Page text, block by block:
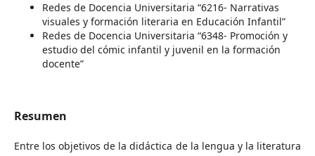
Redes de Docencia Universitaria “6216- Narrativas
visuales y formación literaria en Educación Infantil”
Redes de Docencia Universitaria “6348- Promoción y
estudio del cómic infantil y juvenil en la formación
docente”
Resumen
Entre los objetivos de la didáctica de la lengua y la literatura